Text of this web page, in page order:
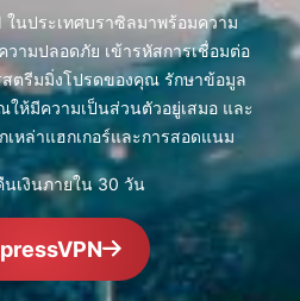
ในประเทศบราซิลมาพร้อมความ
วามปลอดภัย เข้ารหัสการเชื่อมต่อ
ตรีมมิ่งโปรดของคุณ รักษาข้อมูล
ให้มีความเป็นส่วนตัวอยู่เสมอ และ
หล่าแฮกเกอร์และการสอดแนม
เงินภายใน 30 วัน